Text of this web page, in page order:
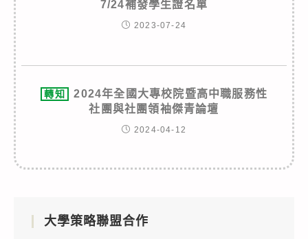
7/24補發學生證名單
2023-07-24
轉知
2024年全國大專校院暨高中職服務性
社團與社團領袖傑青論壇
2024-04-12
大學策略聯盟合作